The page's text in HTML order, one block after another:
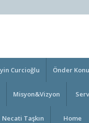
Curcioğlu Önder
Misyon&Vizyon
Necati Taşkın Home